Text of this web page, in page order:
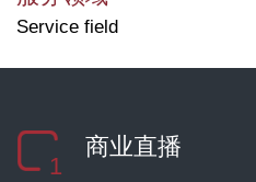
Service field
1
商业直播